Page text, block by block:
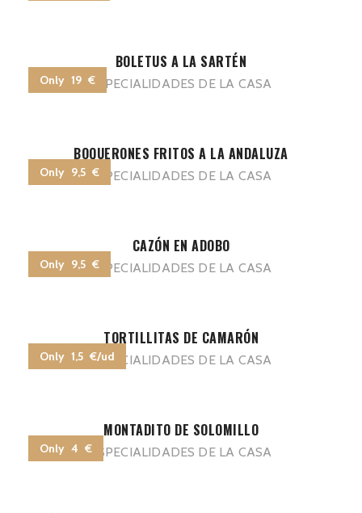
Only 19 €
BOLETUS A LA SARTÉN
ESPECIALIDADES DE LA CASA
Only 9,5 €
BOQUERONES FRITOS A LA ANDALUZA
ESPECIALIDADES DE LA CASA
Only 9,5 €
CAZÓN EN ADOBO
ESPECIALIDADES DE LA CASA
Only 1,5 €/ud
TORTILLITAS DE CAMARÓN
ESPECIALIDADES DE LA CASA
Only 4 €
MONTADITO DE SOLOMILLO
ESPECIALIDADES DE LA CASA